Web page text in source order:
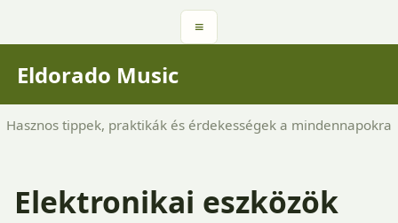
≡
Eldorado Music
Hasznos tippek, praktikák és érdekességek a mindennapokra
Elektronikai eszközök